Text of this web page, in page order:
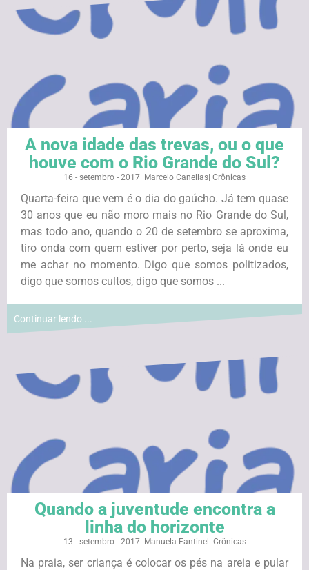
A nova idade das trevas, ou o que
houve com o Rio Grande do Sul?
16 - setembro - 2017 Marcelo Canellas Crônicas
Quarta-feira que vem é o dia do gaúcho. Já tem quase
30 anos que eu não moro mais no Rio Grande do Sul,
mas todo ano, quando o 20 de setembro se aproxima,
tiro onda com quem estiver por perto, seja lá onde eu
me achar no momento. Digo que somos politizados,
digo que somos cultos, digo que somos ...
Continuar lendo ...
Quando a juventude encontra a
linha do horizonte
13 - setembro - 2017| Manuela Fantinel Crônicas
Na praia, ser criança é colocar os pés na areia e pular